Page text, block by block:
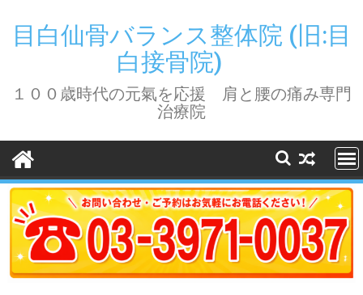
content
目白仙骨バランス整体院 (旧:目
白接骨院)
１００歳時代の元氣を応援 肩と腰の痛み専門
治療院